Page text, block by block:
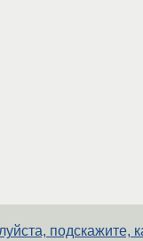
подскажите,